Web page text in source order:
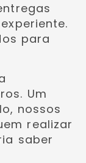
para
Um
nossos
realizar
saber